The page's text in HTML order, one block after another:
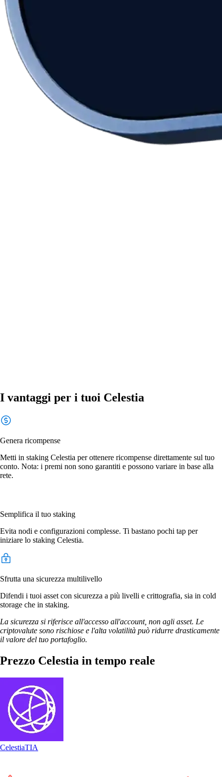
I vantaggi per i tuoi Celestia
Genera ricompense
Metti in staking Celestia per ottenere ricompense direttamente sul tuo
conto. Nota: i premi non sono garantiti e possono variare in base alla
rete.
Semplifica il tuo staking
Evita nodi e configurazioni complesse. Ti bastano pochi tap per
iniziare lo staking Celestia.
Sfrutta una sicurezza multilivello
Difendi i tuoi asset con sicurezza a più livelli e crittografia, sia in cold
storage che in staking.
La sicurezza si riferisce all'accesso all'account, non agli asset. Le
criptovalute sono rischiose e l'alta volatilità può ridurre drasticamente
il valore del tuo portafoglio.
Prezzo Celestia in tempo reale
CelestiaTIA